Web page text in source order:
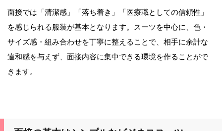
面接では「清潔感」「落ち着き」「医療職としての信頼性」
を感じられる服装が基本となります。スーツを中心に、色・
サイズ感・組み合わせを丁寧に整えることで、相手に余計な
違和感を与えず、面接内容に集中できる環境を作ることがで
きます。